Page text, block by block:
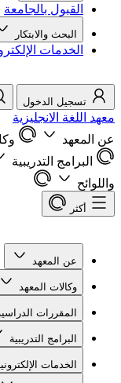
القبول بالجامعة
البحث والابتكار
الخدمات
تسجيل الدخول
معهد اللغة الانجليزية
عن المعهد
البرامج التدريبية
واللوائح
أكثر
عن المعهد
وكالات المعهد
المقررات
البرامج التدريبية
الخدمات